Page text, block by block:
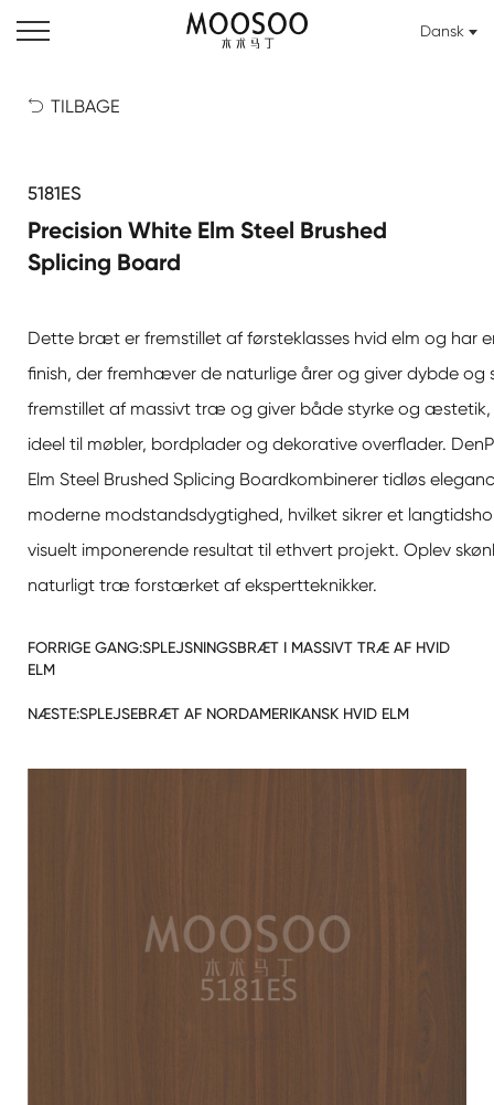
Dansk
 TILBAGE
5181ES
Precision White Elm Steel Brushed
Splicing Board
Dette bræt er fremstillet af førsteklasses hvid elm og har
finish, der fremhæver de naturlige årer og giver dybde og
fremstillet af massivt træ og giver både styrke og æstetik,
ideel til møbler, bordplader og dekorative overflader. Den
Elm Steel Brushed Splicing Boardkombinerer tidløs
moderne modstandsdygtighed, hvilket sikrer et
visuelt imponerende resultat til ethvert projekt. Oplev
naturligt træ forstærket af ekspertteknikker.
FORRIGE GANG:SPLEJSNINGSBRÆT I MASSIVT TRÆ AF HVID
ELM
NÆSTE:SPLEJSEBRÆT AF NORDAMERIKANSK HVID ELM